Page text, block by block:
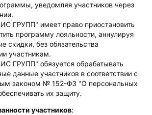
уведомляя участников через
ГРУПП" имеет право приостановить
программу лояльности, аннулируя
скидки, без обязательства
участникам.
ГРУПП" обязуется обрабатывать
данные участников в соответствии с
законом № 152-ФЗ "О персональных
их защиту.
участников: